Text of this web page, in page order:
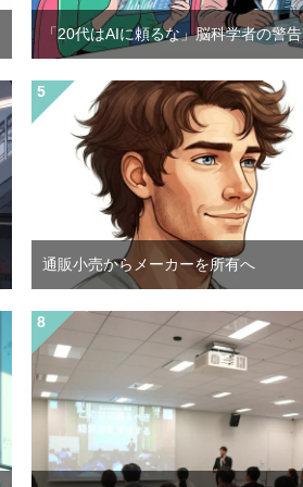
「20代はAIに頼るな」脳科学者の警告
通販小売からメーカーを所有へ